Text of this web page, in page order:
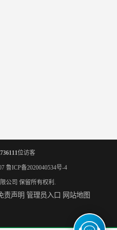
位访客
鲁ICP备2020040534号-4
公司 保留所有权利.
责声明 管理员入口 网站地图